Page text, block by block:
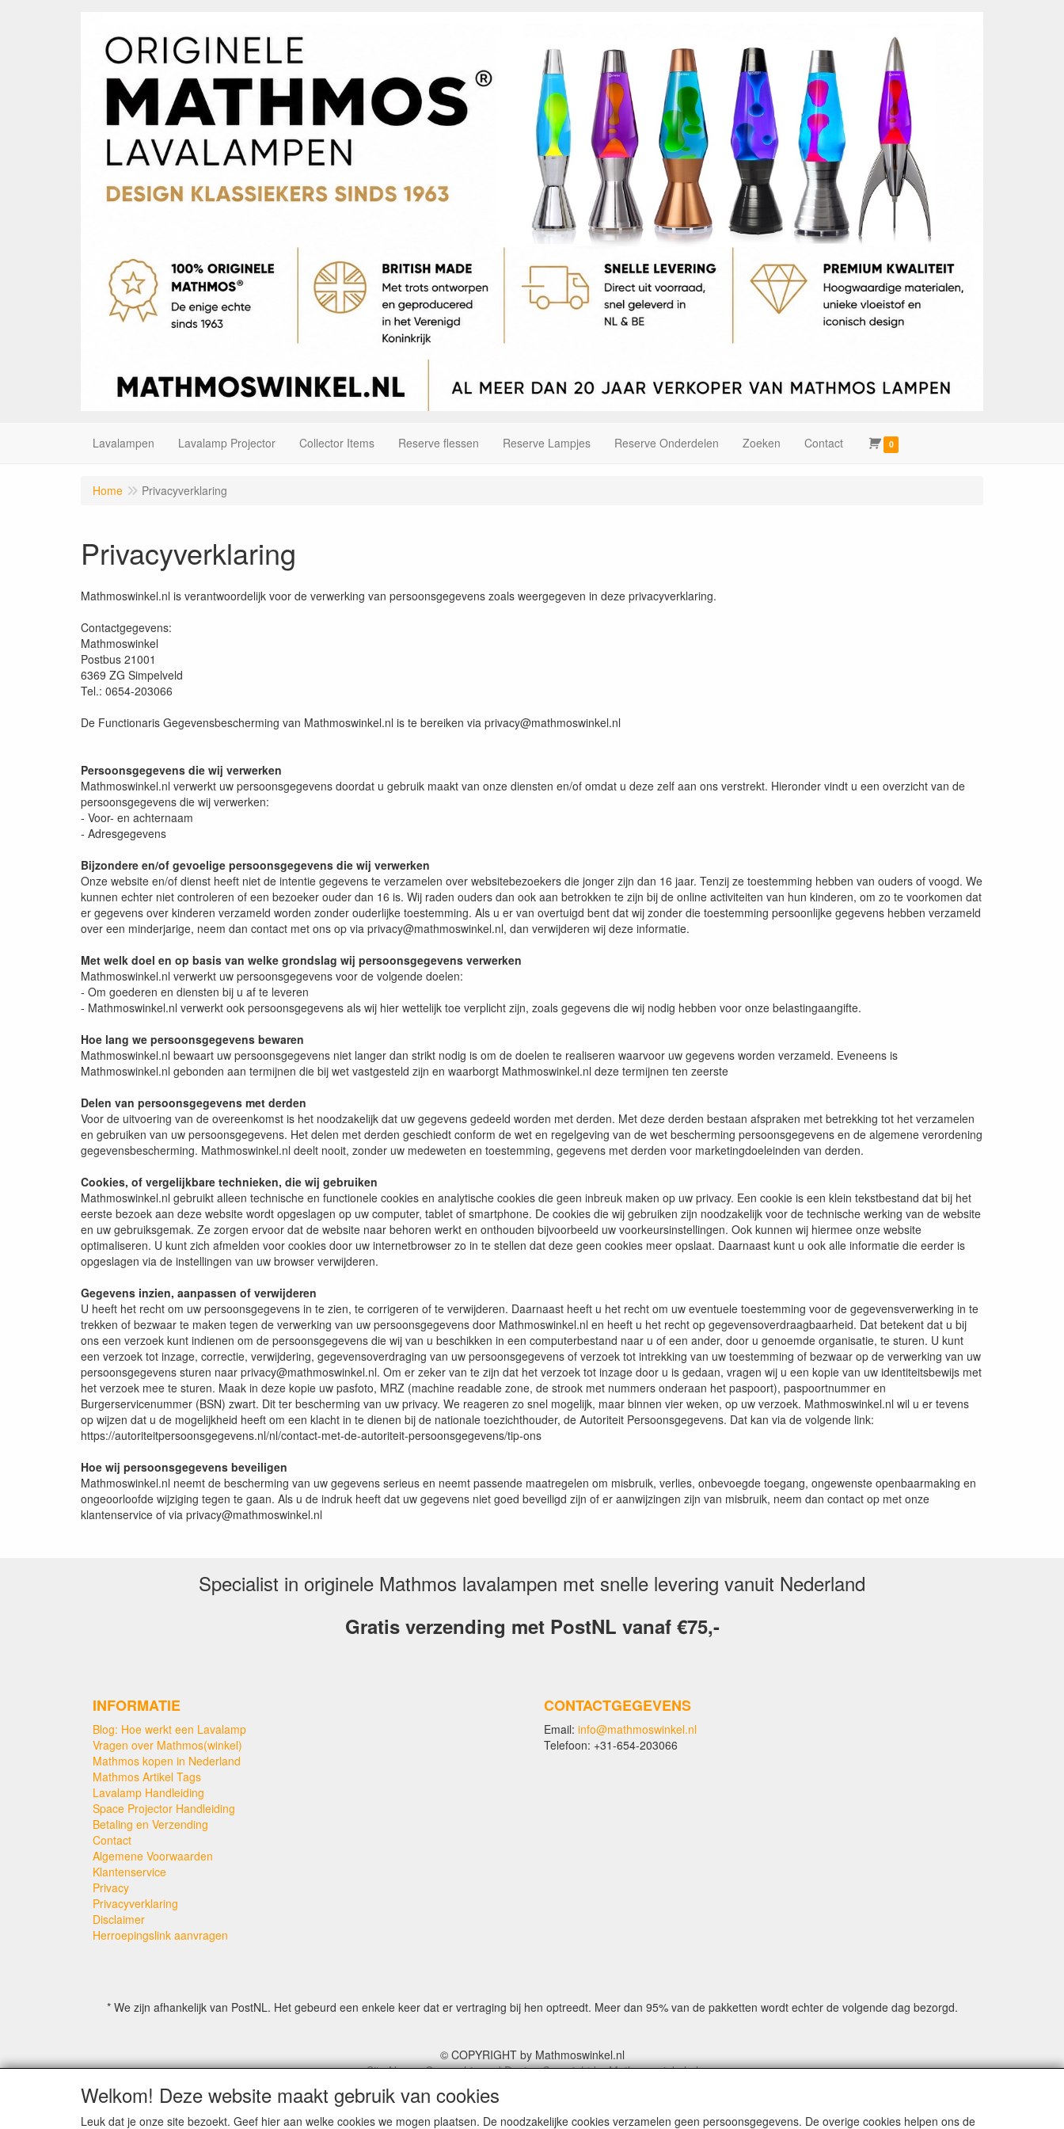
Lavalampen Lavalamp Projector Collector Items Reserve flessen Reserve Lampjes Reserve Onderdelen Zoeken Contact 0
Home Privacyverklaring
Privacyverklaring
Mathmoswinkel.nl is verantwoordelijk voor de verwerking van persoonsgegevens zoals weergegeven in deze privacyverklaring.
Contactgegevens:
Mathmoswinkel
Postbus 21001
6369 ZG Simpelveld
Tel.: 0654-203066
De Functionaris Gegevensbescherming van Mathmoswinkel.nl is te bereiken via privacy@mathmoswinkel.nl
Persoonsgegevens die wij verwerken
Mathmoswinkel.nl verwerkt uw persoonsgegevens doordat u gebruik maakt van onze diensten en/of omdat u deze zelf aan ons verstrekt. Hieronder vindt u een overzicht van de
persoonsgegevens die wij verwerken:
- Voor- en achternaam
- Adresgegevens
Bijzondere en/of gevoelige persoonsgegevens die wij verwerken
Onze website en/of dienst heeft niet de intentie gegevens te verzamelen over websitebezoekers die jonger zijn dan 16 jaar. Tenzij ze toestemming hebben van ouders of voogd. We
kunnen echter niet controleren of een bezoeker ouder dan 16 is. Wij raden ouders dan ook aan betrokken te zijn bij de online activiteiten van hun kinderen, om zo te voorkomen dat
er gegevens over kinderen verzameld worden zonder ouderlijke toestemming. Als u er van overtuigd bent dat wij zonder die toestemming persoonlijke gegevens hebben verzameld
over een minderjarige, neem dan contact met ons op via privacy@mathmoswinkel.nl, dan verwijderen wij deze informatie.
Met welk doel en op basis van welke grondslag wij persoonsgegevens verwerken
Mathmoswinkel.nl verwerkt uw persoonsgegevens voor de volgende doelen:
- Om goederen en diensten bij u af te leveren
- Mathmoswinkel.nl verwerkt ook persoonsgegevens als wij hier wettelijk toe verplicht zijn, zoals gegevens die wij nodig hebben voor onze belastingaangifte.
Hoe lang we persoonsgegevens bewaren
Mathmoswinkel.nl bewaart uw persoonsgegevens niet langer dan strikt nodig is om de doelen te realiseren waarvoor uw gegevens worden verzameld. Eveneens is
Mathmoswinkel.nl gebonden aan termijnen die bij wet vastgesteld zijn en waarborgt Mathmoswinkel.nl deze termijnen ten zeerste
Delen van persoonsgegevens met derden
Voor de uitvoering van de overeenkomst is het noodzakelijk dat uw gegevens gedeeld worden met derden. Met deze derden bestaan afspraken met betrekking tot het verzamelen
en gebruiken van uw persoonsgegevens. Het delen met derden geschiedt conform de wet en regelgeving van de wet bescherming persoonsgegevens en de algemene verordening
gegevensbescherming. Mathmoswinkel.nl deelt nooit, zonder uw medeweten en toestemming, gegevens met derden voor marketingdoeleinden van derden.
Cookies, of vergelijkbare technieken, die wij gebruiken
Mathmoswinkel.nl gebruikt alleen technische en functionele cookies en analytische cookies die geen inbreuk maken op uw privacy. Een cookie is een klein tekstbestand dat bij het
eerste bezoek aan deze website wordt opgeslagen op uw computer, tablet of smartphone. De cookies die wij gebruiken zijn noodzakelijk voor de technische werking van de website
en uw gebruiksgemak. Ze zorgen ervoor dat de website naar behoren werkt en onthouden bijvoorbeeld uw voorkeursinstellingen. Ook kunnen wij hiermee onze website
optimaliseren. U kunt zich afmelden voor cookies door uw internetbrowser zo in te stellen dat deze geen cookies meer opslaat. Daarnaast kunt u ook alle informatie die eerder is
opgeslagen via de instellingen van uw browser verwijderen.
Gegevens inzien, aanpassen of verwijderen
U heeft het recht om uw persoonsgegevens in te zien, te corrigeren of te verwijderen. Daarnaast heeft u het recht om uw eventuele toestemming voor de gegevensverwerking in te
trekken of bezwaar te maken tegen de verwerking van uw persoonsgegevens door Mathmoswinkel.nl en heeft u het recht op gegevensoverdraagbaarheid. Dat betekent dat u bij
ons een verzoek kunt indienen om de persoonsgegevens die wij van u beschikken in een computerbestand naar u of een ander, door u genoemde organisatie, te sturen. U kunt
een verzoek tot inzage, correctie, verwijdering, gegevensoverdraging van uw persoonsgegevens of verzoek tot intrekking van uw toestemming of bezwaar op de verwerking van uw
persoonsgegevens sturen naar privacy@mathmoswinkel.nl. Om er zeker van te zijn dat het verzoek tot inzage door u is gedaan, vragen wij u een kopie van uw identiteitsbewijs met
het verzoek mee te sturen. Maak in deze kopie uw pasfoto, MRZ (machine readable zone, de strook met nummers onderaan het paspoort), paspoortnummer en
Burgerservicenummer (BSN) zwart. Dit ter bescherming van uw privacy. We reageren zo snel mogelijk, maar binnen vier weken, op uw verzoek. Mathmoswinkel.nl wil u er tevens
op wijzen dat u de mogelijkheid heeft om een klacht in te dienen bij de nationale toezichthouder, de Autoriteit Persoonsgegevens. Dat kan via de volgende link:
https://autoriteitpersoonsgegevens.nl/nl/contact-met-de-autoriteit-persoonsgegevens/tip-ons
Hoe wij persoonsgegevens beveiligen
Mathmoswinkel.nl neemt de bescherming van uw gegevens serieus en neemt passende maatregelen om misbruik, verlies, onbevoegde toegang, ongewenste openbaarmaking en
ongeoorloofde wijziging tegen te gaan. Als u de indruk heeft dat uw gegevens niet goed beveiligd zijn of er aanwijzingen zijn van misbruik, neem dan contact op met onze
klantenservice of via privacy@mathmoswinkel.nl
Specialist in originele Mathmos lavalampen met snelle levering vanuit Nederland
Gratis verzending met PostNL vanaf €75,-
INFORMATIE
Blog: Hoe werkt een Lavalamp
Vragen over Mathmos(winkel)
Mathmos kopen in Nederland
Mathmos Artikel Tags
Lavalamp Handleiding
Space Projector Handleiding
Betaling en Verzending
Contact
Algemene Voorwaarden
Klantenservice
Privacy
Privacyverklaring
Disclaimer
Herroepingslink aanvragen
CONTACTGEGEVENS
Email: info@mathmoswinkel.nl
Telefoon: +31-654-203066
* We zijn afhankelijk van PostNL. Het gebeurd een enkele keer dat er vertraging bij hen optreedt. Meer dan 95% van de pakketten wordt echter de volgende dag bezorgd.
© COPYRIGHT by Mathmoswinkel.nl
Site Name, Ownership and Design Copyright by Mathmoswinkel.nl
Copyrighted property may not be distributed, or displayed on another website, or otherwise copied or reproduced without our explicit written permission.
For more information on this site please contact: webmaster@mathmoswinkel.nl
KvK No. 14060358
Welkom! Deze website maakt gebruik van cookies
Leuk dat je onze site bezoekt. Geef hier aan welke cookies we mogen plaatsen. De noodzakelijke cookies verzamelen geen persoonsgegevens. De overige cookies helpen ons de